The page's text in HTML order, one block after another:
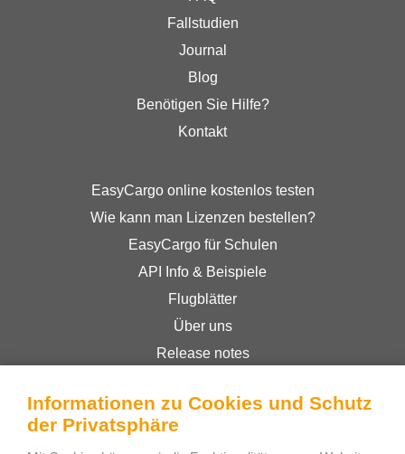
Fallstudien
Journal
Blog
Benötigen Sie Hilfe?
Kontakt
EasyCargo online kostenlos testen
Wie kann man Lizenzen bestellen?
EasyCargo für Schulen
API Info & Beispiele
Flugblätter
Über uns
Release notes
Geschäftsbedingungen
Privacy Policy
Informationen zu Cookies und Schutz
der Privatsphäre